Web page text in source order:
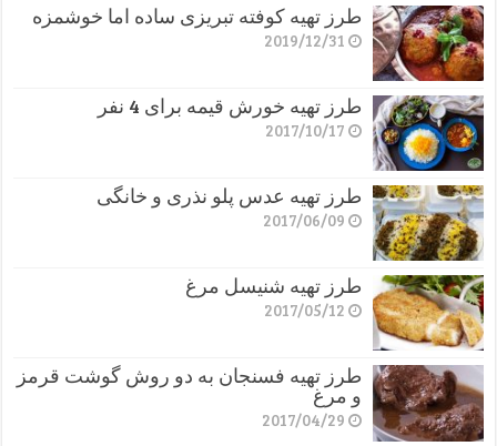
طرز تهیه کوفته تبریزی ساده اما خوشمزه
2019/12/31
طرز تهیه خورش قیمه برای 4 نفر
2017/10/17
طرز تهیه عدس پلو نذری و خانگی
2017/06/09
طرز تهیه شنیسل مرغ
2017/05/12
طرز تهیه فسنجان به دو روش گوشت قرمز
و مرغ
2017/04/29